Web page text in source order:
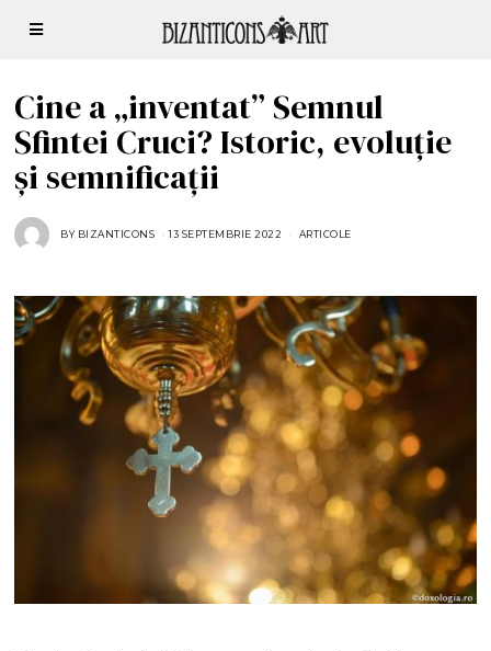
Cine a „inventat” Semnul
Sfintei Cruci? Istoric, evoluție
și semnificații
BY BIZANTICONS 13 SEPTEMBRIE 2022
T
E
B
R
E
2
2
2
ARTICOLE